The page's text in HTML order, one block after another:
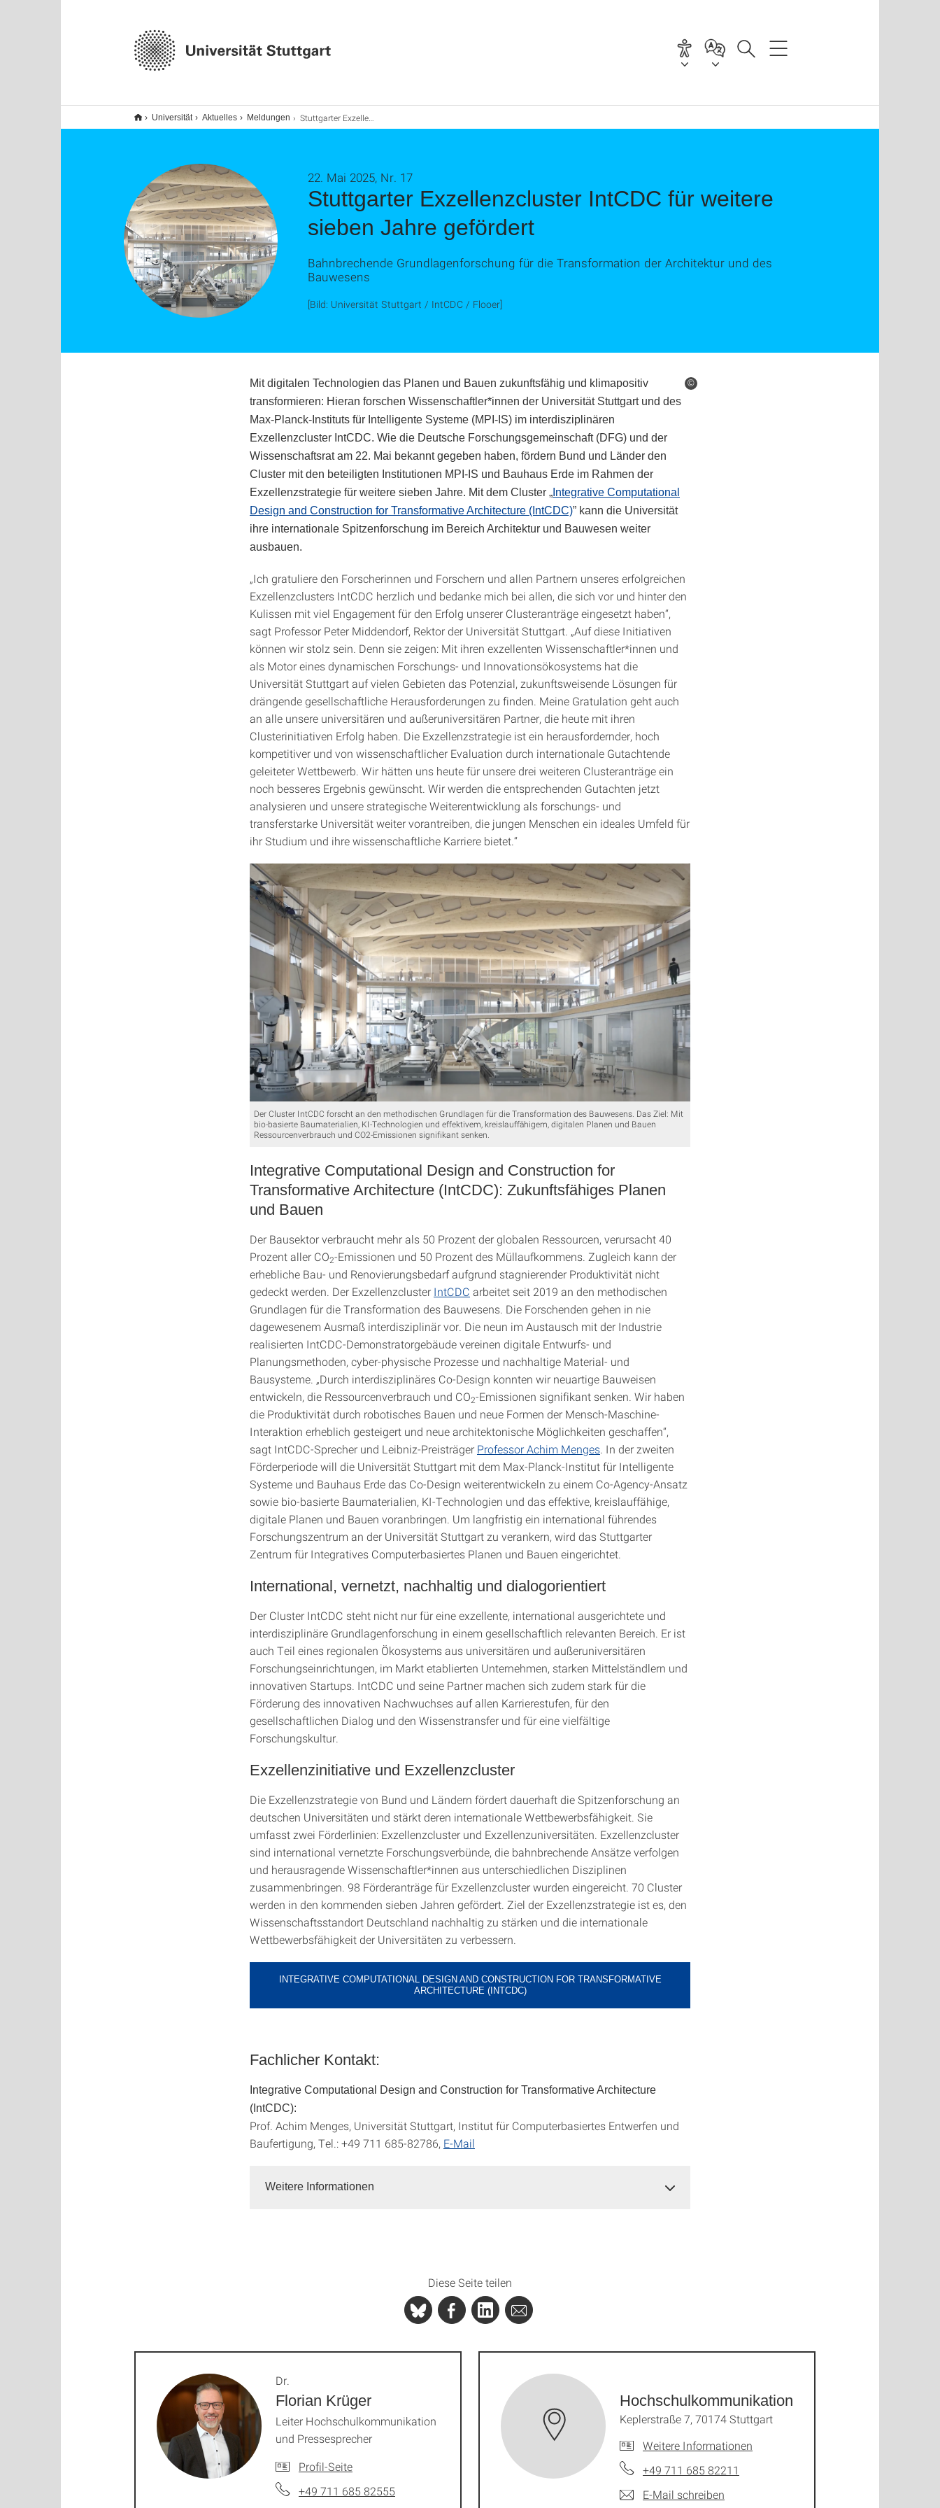
Universität Aktuelles Meldungen Stuttgarter Exzellenzcluster IntCDC für weitere sieben Jahre gefördert
Stuttgarter Exzellenzcluster IntCDC für weitere
sieben Jahre gefördert
22. Mai 2025, Nr. 17
Bahnbrechende Grundlagenforschung für die Transformation der Architektur und des
Bauwesens
[Bild: Universität Stuttgart / IntCDC / Flooer]
Mit digitalen Technologien das Planen und Bauen zukunftsfähig und klimapositiv
transformieren: Hieran forschen Wissenschaftler*innen der Universität Stuttgart und des
Max-Planck-Instituts für Intelligente Systeme (MPI-IS) im interdisziplinären
Exzellenzcluster IntCDC. Wie die Deutsche Forschungsgemeinschaft (DFG) und der
Wissenschaftsrat am 22. Mai bekannt gegeben haben, fördern Bund und Länder den
Cluster mit den beteiligten Institutionen MPI-IS und Bauhaus Erde im Rahmen der
Exzellenzstrategie für weitere sieben Jahre. Mit dem Cluster „ Integrative Computational
Design and Construction for Transformative Architecture (IntCDC)” kann die Universität
ihre internationale Spitzenforschung im Bereich Architektur und Bauwesen weiter
ausbauen.
„Ich gratuliere den Forscherinnen und Forschern und allen Partnern unseres erfolgreichen
Exzellenzclusters IntCDC herzlich und bedanke mich bei allen, die sich vor und hinter den
Kulissen mit viel Engagement für den Erfolg unserer Clusteranträge eingesetzt haben“,
sagt Professor Peter Middendorf, Rektor der Universität Stuttgart. „Auf diese Initiativen
können wir stolz sein. Denn sie zeigen: Mit ihren exzellenten Wissenschaftler*innen und
als Motor eines dynamischen Forschungs- und Innovationsökosystems hat die
Universität Stuttgart auf vielen Gebieten das Potenzial, zukunftsweisende Lösungen für
drängende gesellschaftliche Herausforderungen zu finden. Meine Gratulation geht auch
an alle unsere universitären und außeruniversitären Partner, die heute mit ihren
Clusterinitiativen Erfolg haben. Die Exzellenzstrategie ist ein herausfordernder, hoch
kompetitiver und von wissenschaftlicher Evaluation durch internationale Gutachtende
geleiteter Wettbewerb. Wir hätten uns heute für unsere drei weiteren Clusteranträge ein
noch besseres Ergebnis gewünscht. Wir werden die entsprechenden Gutachten jetzt
analysieren und unsere strategische Weiterentwicklung als forschungs- und
transferstarke Universität weiter vorantreiben, die jungen Menschen ein ideales Umfeld für
ihr Studium und ihre wissenschaftliche Karriere bietet.“
©
Der Cluster IntCDC forscht an den methodischen Grundlagen für die Transformation des Bauwesens. Das Ziel: Mit
bio-basierte Baumaterialien, KI-Technologien und effektivem, kreislauffähigem, digitalen Planen und Bauen
Ressourcenverbrauch und CO2-Emissionen signifikant senken.
Integrative Computational Design and Construction for
Transformative Architecture (IntCDC): Zukunftsfähiges Planen
und Bauen
Der Bausektor verbraucht mehr als 50 Prozent der globalen Ressourcen, verursacht 40
Prozent aller CO2-Emissionen und 50 Prozent des Müllaufkommens. Zugleich kann der
erhebliche Bau- und Renovierungsbedarf aufgrund stagnierender Produktivität nicht
gedeckt werden. Der Exzellenzcluster IntCDC arbeitet seit 2019 an den methodischen
Grundlagen für die Transformation des Bauwesens. Die Forschenden gehen in nie
dagewesenem Ausmaß interdisziplinär vor. Die neun im Austausch mit der Industrie
realisierten IntCDC-Demonstratorgebäude vereinen digitale Entwurfs- und
Planungsmethoden, cyber-physische Prozesse und nachhaltige Material- und
Bausysteme. „Durch interdisziplinäres Co-Design konnten wir neuartige Bauweisen
entwickeln, die Ressourcenverbrauch und CO2-Emissionen signifikant senken. Wir haben
die Produktivität durch robotisches Bauen und neue Formen der Mensch-Maschine-
Interaktion erheblich gesteigert und neue architektonische Möglichkeiten geschaffen“,
sagt IntCDC-Sprecher und Leibniz-Preisträger Professor Achim Menges. In der zweiten
Förderperiode will die Universität Stuttgart mit dem Max-Planck-Institut für Intelligente
Systeme und Bauhaus Erde das Co-Design weiterentwickeln zu einem Co-Agency-Ansatz
sowie bio-basierte Baumaterialien, KI-Technologien und das effektive, kreislauffähige,
digitale Planen und Bauen voranbringen. Um langfristig ein international führendes
Forschungszentrum an der Universität Stuttgart zu verankern, wird das Stuttgarter
Zentrum für Integratives Computerbasiertes Planen und Bauen eingerichtet.
International, vernetzt, nachhaltig und dialogorientiert
Der Cluster IntCDC steht nicht nur für eine exzellente, international ausgerichtete und
interdisziplinäre Grundlagenforschung in einem gesellschaftlich relevanten Bereich. Er ist
auch Teil eines regionalen Ökosystems aus universitären und außeruniversitären
Forschungseinrichtungen, im Markt etablierten Unternehmen, starken Mittelständlern und
innovativen Startups. IntCDC und seine Partner machen sich zudem stark für die
Förderung des innovativen Nachwuchses auf allen Karrierestufen, für den
gesellschaftlichen Dialog und den Wissenstransfer und für eine vielfältige
Forschungskultur.
Exzellenzinitiative und Exzellenzcluster
Die Exzellenzstrategie von Bund und Ländern fördert dauerhaft die Spitzenforschung an
deutschen Universitäten und stärkt deren internationale Wettbewerbsfähigkeit. Sie
umfasst zwei Förderlinien: Exzellenzcluster und Exzellenzuniversitäten. Exzellenzcluster
sind international vernetzte Forschungsverbünde, die bahnbrechende Ansätze verfolgen
und herausragende Wissenschaftler*innen aus unterschiedlichen Disziplinen
zusammenbringen. 98 Förderanträge für Exzellenzcluster wurden eingereicht. 70 Cluster
werden in den kommenden sieben Jahren gefördert. Ziel der Exzellenzstrategie ist es, den
Wissenschaftsstandort Deutschland nachhaltig zu stärken und die internationale
Wettbewerbsfähigkeit der Universitäten zu verbessern.
INTEGRATIVE COMPUTATIONAL DESIGN AND CONSTRUCTION FOR TRANSFORMATIVE
ARCHITECTURE (INTCDC)
Fachlicher Kontakt:
Integrative Computational Design and Construction for Transformative Architecture
(IntCDC):
Prof. Achim Menges, Universität Stuttgart, Institut für Computerbasiertes Entwerfen und
Baufertigung, Tel.: +49 711 685-82786, E-Mail
Weitere Informationen
Diese Seite teilen
Florian Krüger
Dr.
Leiter Hochschulkommunikation
und Pressesprecher
Profil-Seite
+49 711 685 82555
Hochschulkommunikation
Keplerstraße 7, 70174 Stuttgart
Weitere Informationen
+49 711 685 82211
E-Mail schreiben